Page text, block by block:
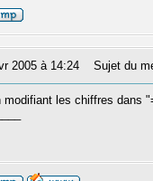
2005 à 14:24 Sujet du
modifiant les chiffres dans